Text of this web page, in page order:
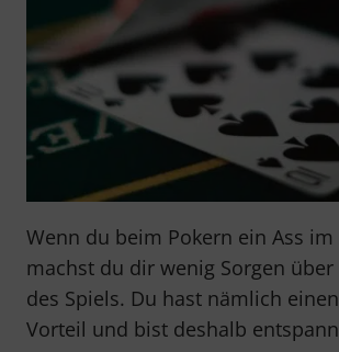
Wenn du beim Pokern ein Ass im
machst du dir wenig Sorgen über
des Spiels. Du hast nämlich
Vorteil und bist deshalb